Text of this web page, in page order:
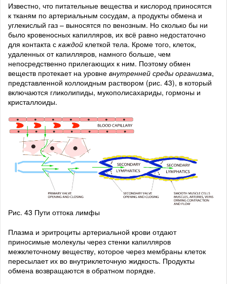
Известно, что питательные вещества и кислород приносятся
к тканям по артериальным сосудам, а продукты обмена и
углекислый газ – выносятся по венозным. Но сколько бы ни
было кровеносных капилляров, их всё равно недостаточно
для контакта с каждой клеткой тела. Кроме того, клеток,
удаленных от капилляров, намного больше, чем
непосредственно прилегающих к ним. Поэтому обмен
веществ протекает на уровне внутренней среды организма,
представленной коллоидным раствором (рис. 43), в который
включаются гликолипиды, мукополисахариды, гормоны и
кристаллоиды.
Рис. 43 Пути оттока лимфы
Плазма и эритроциты артериальной крови отдают
приносимые молекулы через стенки капилляров
межклеточному веществу, которое через мембраны клеток
пересылает их во внутриклеточную жидкость. Продукты
обмена возвращаются в обратном порядке.